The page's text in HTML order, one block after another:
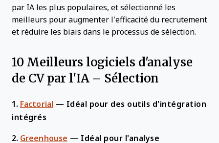
par IA les plus populaires, et sélectionné les
meilleurs pour augmenter l’efficacité du recrutement
et réduire les biais dans le processus de sélection.
10 Meilleurs logiciels d'analyse
de CV par l'IA – Sélection
1. Factorial — Idéal pour des outils d'intégration
intégrés
2. Greenhouse — Idéal pour l'analyse